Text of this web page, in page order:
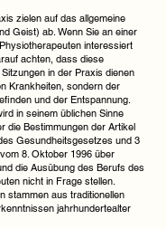
zielen auf das allgemeine
Geist) ab. Wenn Sie an einer
interessiert
achten, dass diese
in der Praxis dienen
Krankheiten, sondern der
und der Entspannung.
in seinem üblichen Sinne
die Bestimmungen der Artikel
Gesundheitsgesetzes und 3
8. Oktober 1996 über
die Ausübung des Berufs des
nicht in Frage stellen.
stammen aus traditionellen
jahrhundertealter